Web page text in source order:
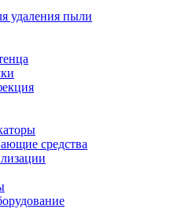
удаления пыли
средства